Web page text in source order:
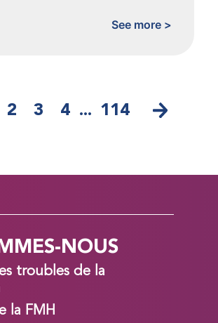
See more >
2 3 4 ... 114
NOUS
troubles de la
la FMH